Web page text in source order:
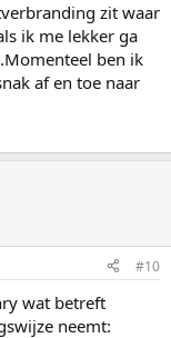
zit waar
ik me lekker ga
ben ik
af en toe naar
#10
wat betreft
neemt: